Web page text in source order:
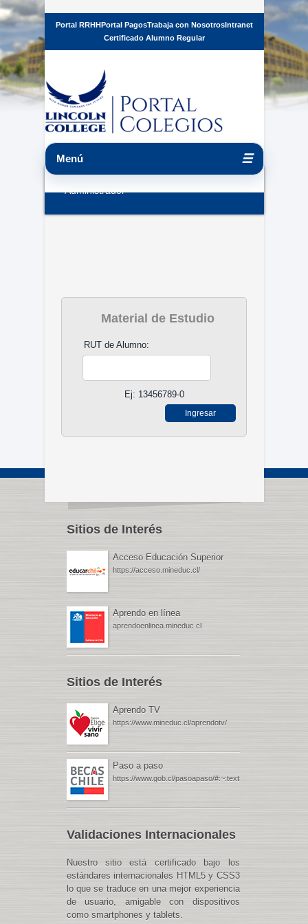
Portal RRHHPortal PagosTrabaja con NosotrosIntranet
Certificado Alumno Regular
Menú ☰
Administrador
Material de Estudio
RUT de Alumno:
Ej: 13456789-0
Sitios de Interés
Acceso Educación Superior
https://acceso.mineduc.cl/
Aprendo en línea
aprendoenlinea.mineduc.cl
Sitios de Interés
Aprendo TV
https://www.mineduc.cl/aprendotv/
Paso a paso
https://www.gob.cl/pasoapaso/
Validaciones Internacionales
Nuestro sitio está certificado bajo los
estándares internacionales HTML5 y CSS3
lo que se traduce en una mejor experiencia
de usuario, amigable con dispositivos
como smartphones y tablets.